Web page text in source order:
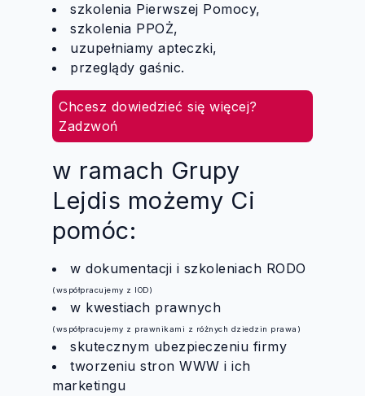
szkolenia Pierwszej Pomocy,
szkolenia PPOŻ,
uzupełniamy apteczki,
przeglądy gaśnic.
Chcesz dowiedzieć się więcej?
Zadzwoń
w ramach Grupy
Lejdis możemy Ci
pomóc:
w dokumentacji i szkoleniach RODO
(współpracujemy z IOD)
w kwestiach prawnych
(współpracujemy z prawnikami z różnych dziedzin prawa)
skutecznym ubezpieczeniu firmy
tworzeniu stron WWW i ich
marketingu